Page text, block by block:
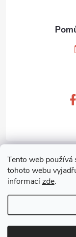
Tento web
tohoto webu
informacízde.
Zákaznický
Copyright 2026